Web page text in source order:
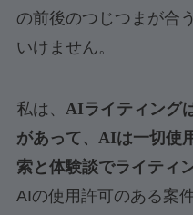
の前後のつじつまが合
いけません。
私は、 AIライティング
があって、AIは一切使
索と体験談でライティ
AIの使用許可のある案